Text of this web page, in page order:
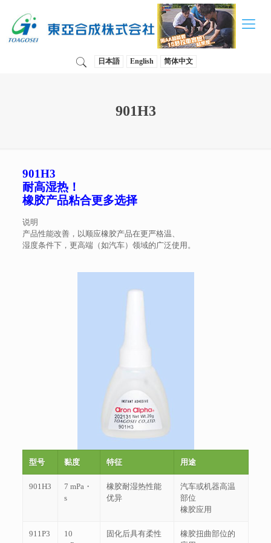
日本語 English 简体中文
901H3
901H3
耐高湿热！
橡胶产品粘合更多选择
说明
产品性能改善，以顺应橡胶产品在更严格温、
湿度条件下，更高端（如汽车）领域的广泛使用。
型号 黏度 特征 用途
901H3
7 mPa・
s
橡胶耐湿热性能
优异
汽车或机器高温
部位
橡胶应用
911P3
10
固化后具有柔性
橡胶扭曲部位的